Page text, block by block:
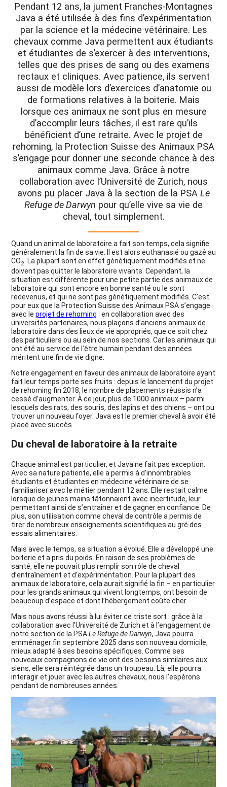
Pendant 12 ans, la jument Franches-Montagnes
Java a été utilisée à des fins d’expérimentation
par la science et la médecine vétérinaire. Les
chevaux comme Java permettent aux étudiants
et étudiantes de s’exercer à des interventions,
telles que des prises de sang ou des examens
rectaux et cliniques. Avec patience, ils servent
aussi de modèle lors d’exercices d’anatomie ou
de formations relatives à la boiterie. Mais
lorsque ces animaux ne sont plus en mesure
d’accomplir leurs tâches, il est rare qu’ils
bénéficient d’une retraite. Avec le projet de
rehoming, la Protection Suisse des Animaux PSA
s’engage pour donner une seconde chance à des
animaux comme Java. Grâce à notre
collaboration avec l’Université de Zurich, nous
avons pu placer Java à la section de la PSA Le
Refuge de Darwyn pour qu’elle vive sa vie de
cheval, tout simplement.
Quand un animal de laboratoire a fait son temps, cela signifie
généralement la fin de sa vie. Il est alors euthanasié ou gazé au
CO2
. La plupart sont en effet génétiquement modifiés et ne
doivent pas quitter le laboratoire vivants. Cependant, la
situation est différente pour une petite partie des animaux de
laboratoire qui sont encore en bonne santé ou le sont
redevenus, et qui ne sont pas génétiquement modifiés. C’est
pour eux que la Protection Suisse des Animaux PSA s’engage
avec le projet de rehoming : en collaboration avec des
universités partenaires, nous plaçons d’anciens animaux de
laboratoire dans des lieux de vie appropriés, que ce soit chez
des particuliers ou au sein de nos sections. Car les animaux qui
ont été au service de l’être humain pendant des années
méritent une fin de vie digne.
Notre engagement en faveur des animaux de laboratoire ayant
fait leur temps porte ses fruits : depuis le lancement du projet
de rehoming fin 2018, le nombre de placements réussis n’a
cessé d’augmenter. À ce jour, plus de 1000 animaux – parmi
lesquels des rats, des souris, des lapins et des chiens – ont pu
trouver un nouveau foyer. Java est le premier cheval à avoir été
placé avec succès.
Du cheval de laboratoire à la retraite
Chaque animal est particulier, et Java ne fait pas exception.
Avec sa nature patiente, elle a permis à d’innombrables
étudiants et étudiantes en médecine vétérinaire de se
familiariser avec le métier pendant 12 ans. Elle restait calme
lorsque de jeunes mains tâtonnaient avec incertitude, leur
permettant ainsi de s’entraîner et de gagner en confiance. De
plus, son utilisation comme cheval de contrôle a permis de
tirer de nombreux enseignements scientifiques au gré des
essais alimentaires.
Mais avec le temps, sa situation a évolué. Elle a développé une
boiterie et a pris du poids. En raison de ses problèmes de
santé, elle ne pouvait plus remplir son rôle de cheval
d’entraînement et d’expérimentation. Pour la plupart des
animaux de laboratoire, cela aurait signifié la fin – en particulier
pour les grands animaux qui vivent longtemps, ont besoin de
beaucoup d’espace et dont l’hébergement coûte cher.
Mais nous avons réussi à lui éviter ce triste sort : grâce à la
collaboration avec l’Université de Zurich et à l’engagement de
notre section de la PSALe Refuge de Darwyn, Java pourra
emménager fin septembre 2025 dans son nouveau domicile,
mieux adapté à ses besoins spécifiques. Comme ses
nouveaux compagnons de vie ont des besoins similaires aux
siens, elle sera réintégrée dans un troupeau. Là, elle pourra
interagir et jouer avec les autres chevaux, nous l’espérons
pendant de nombreuses années.